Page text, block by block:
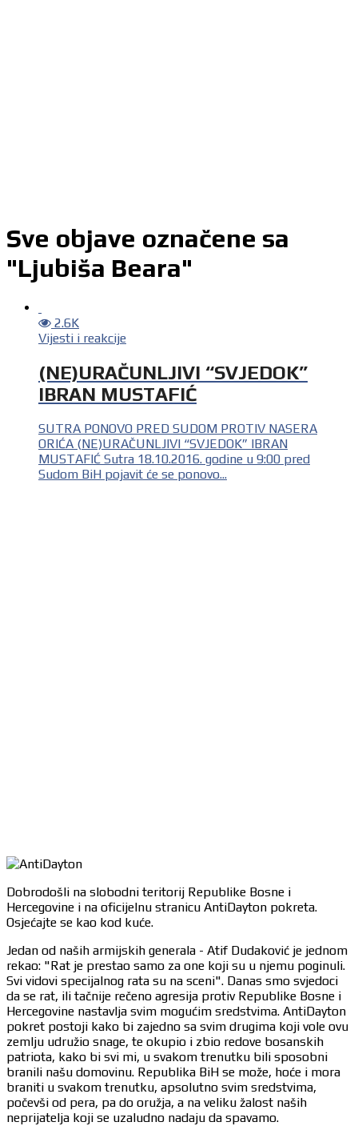
Sve objave označene sa
"Ljubiša Beara"
2.6K
Vijesti i reakcije
(NE)URAČUNLJIVI “SVJEDOK”
IBRAN MUSTAFIĆ
SUTRA PONOVO PRED SUDOM PROTIV NASERA
ORIĆA (NE)URAČUNLJIVI “SVJEDOK” IBRAN
MUSTAFIĆ Sutra 18.10.2016. godine u 9:00 pred
Sudom BiH pojavit će se ponovo...
Dobrodošli na slobodni teritorij Republike Bosne i
Hercegovine i na oficijelnu stranicu AntiDayton pokreta.
Osjećajte se kao kod kuće.
Jedan od naših armijskih generala - Atif Dudaković je jednom
rekao: "Rat je prestao samo za one koji su u njemu poginuli.
Svi vidovi specijalnog rata su na sceni". Danas smo svjedoci
da se rat, ili tačnije rečeno agresija protiv Republike Bosne i
Hercegovine nastavlja svim mogućim sredstvima. AntiDayton
pokret postoji kako bi zajedno sa svim drugima koji vole ovu
zemlju udružio snage, te okupio i zbio redove bosanskih
patriota, kako bi svi mi, u svakom trenutku bili sposobni
branili našu domovinu. Republika BiH se može, hoće i mora
braniti u svakom trenutku, apsolutno svim sredstvima,
počevši od pera, pa do oružja, a na veliku žalost naših
neprijatelja koji se uzaludno nadaju da spavamo.